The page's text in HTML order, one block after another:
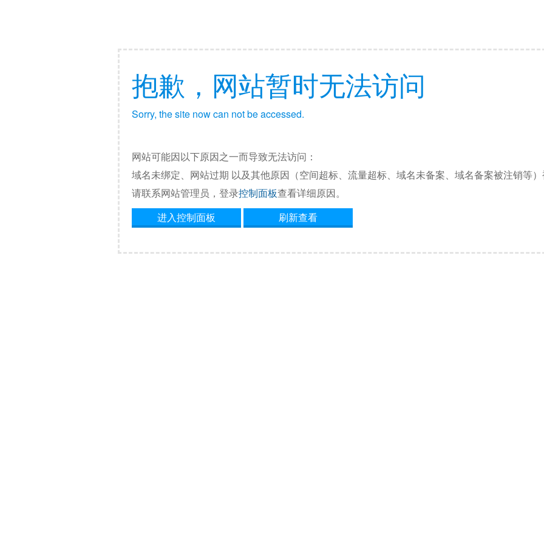
抱歉，网站暂时无法访问
Sorry, the site now can not be accessed.
网站可能因以下原因之一而导致无法访问：
域名未绑定、网站过期 以及其他原因（空间超标、流量超标、域名未备案、域名备案被注销等）
请联系网站管理员，登录控制面板查看详细原因。
进入控制面板
刷新查看